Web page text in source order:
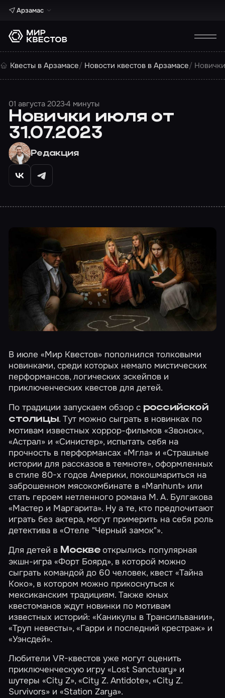
Арзамас
Квесты в Арзамасе Новости квестов в Арзамасе
01 августа 20234 минуты
Новички июля от
31.07.2023
Редакция
В июле «Мир Квестов» пополнился толковыми
новинками, среди которых немало мистических
перформансов, логических эскейпов и
приключенческих квестов для детей.
По традиции запускаем обзор с российской
столицы. Тут можно сыграть в новинках по
мотивам известных хоррор-фильмов«Звонок»,
«Астрал» и«Синистер», испытать себя на
прочность в перформансах«Мгла» и«Страшные
истории для рассказов в темноте», оформленных
в стиле 80-х годов Америки, покошмариться на
заброшенном мясокомбинате в«Manhunt» или
стать героем нетленного романа М. А. Булгакова
«Мастер и Маргарита». Ну а те, кто предпочитают
играть без актера, могут примерить на себя роль
детектива в«Отеле "Черный замок"».
Для детей в Москве открылись популярная
экшн-игра«Форт Боярд», в которой можно
сыграть командой до 60 человек, квест«Тайна
Коко», в котором можно прикоснуться к
мексиканским традициям. Также юных
квестоманов ждут новинки по мотивам
известных историй:«Каникулы в Трансильвании»,
«Труп невесты»,«Гарри и последний крестраж» и
«Уэнсдей».
Любители VR-квестов уже могут оценить
приключенческую игру«Lost Sanctuary» и
шутеры«City Z»,«City Z. Antidote»,«City Z.
Survivors» и«Station Zarya».